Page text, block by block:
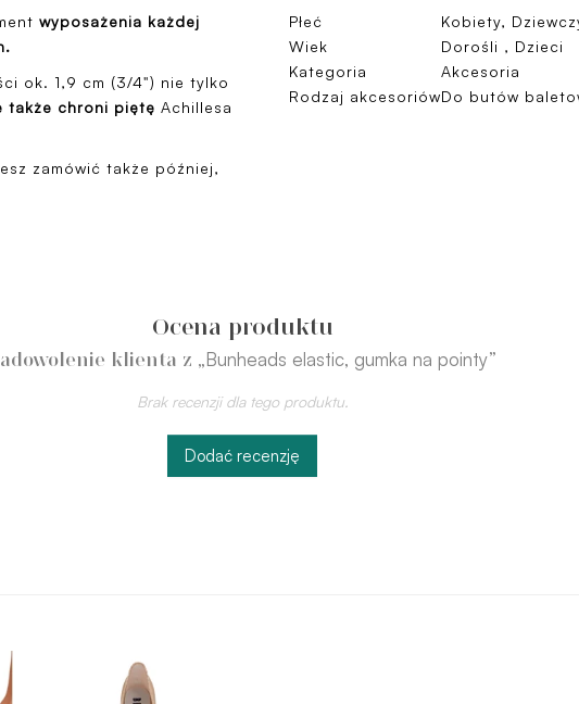
wyposażenia każdej
ok. 1,9 cm (3/4") nie tylko
także chroni piętę Achillesa
zamówić także później,
Płeć
Kobiety,
Wiek
Dorośli , Dzieci
Kategoria
Akcesoria
Rodzaj akcesoriówDo butów
Ocena produktu
klienta z „Bunheads elastic, gumka na pointy”
Brak recenzji dla tego produktu.
Dodać recenzję